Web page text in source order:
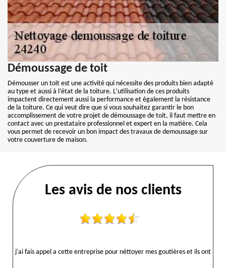
Démoussage de toit
Démousser un toit est une activité qui nécessite des produits bien adapté
au type et aussi à l’état de la toiture. L’utilisation de ces produits
impactent directement aussi la performance et également la résistance
de la toiture. Ce qui veut dire que si vous souhaitez garantir le bon
accomplissement de votre projet de démoussage de toit, il faut mettre en
contact avec un prestataire professionnel et expert en la matière. Cela
vous permet de recevoir un bon impact des travaux de demoussage sur
votre couverture de maison.
Les avis de nos clients
j'ai fais appel a cette entreprise pour néttoyer mes goutières et ils ont